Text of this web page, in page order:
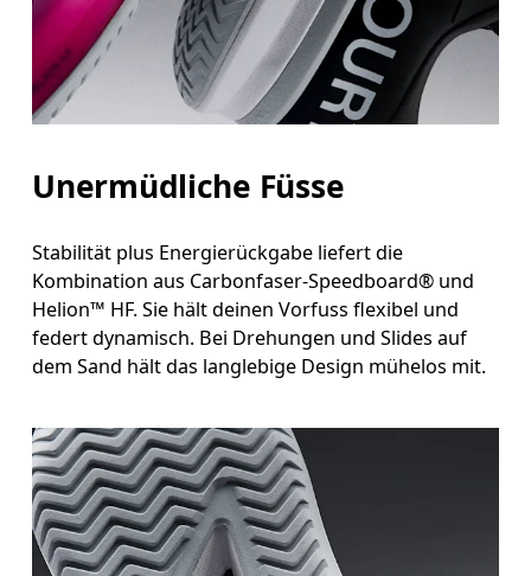
Unermüdliche Füsse
Stabilität plus Energierückgabe liefert die
Kombination aus Carbonfaser-Speedboard® und
Helion™ HF. Sie hält deinen Vorfuss flexibel und
federt dynamisch. Bei Drehungen und Slides auf
dem Sand hält das langlebige Design mühelos mit.